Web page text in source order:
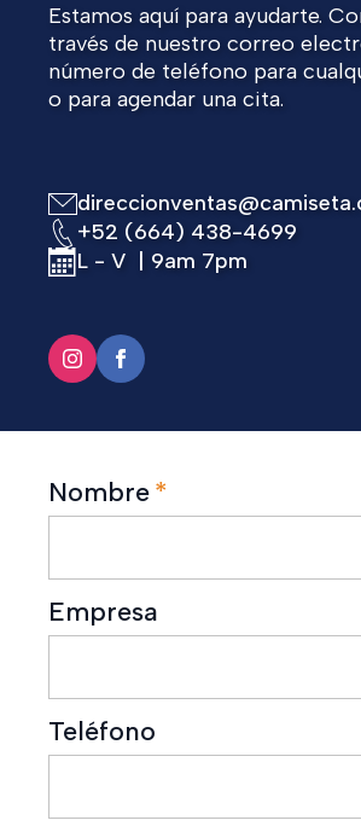
Estamos aquí para ayudarte.
través de nuestro correo
número de teléfono para
o para agendar una cita.
+52 (664) 438-4699
L - V | 9am 7pm
Nombre*
Empresa
Teléfono